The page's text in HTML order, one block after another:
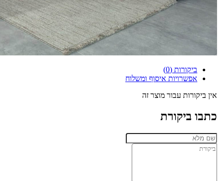
ביקורות (0)
אפשרויות איסוף ומשלוח
אין ביקורות עבור מוצר זה
כתבו ביקורת